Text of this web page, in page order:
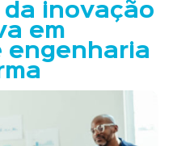
inovação
em
engenharia